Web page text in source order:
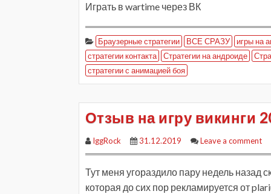
Играть в wartime через ВК
Браузерные стратегии ВСЕ СРАЗУ
игры на
стратегии контакта
Стратегии на андроиде
стратегии с анимацией боя
Отзыв на игру викинги
IggRock 31.12.2019 Leave a comment
Тут меня угораздило пару недель назад
которая до сих пор рекламируется от